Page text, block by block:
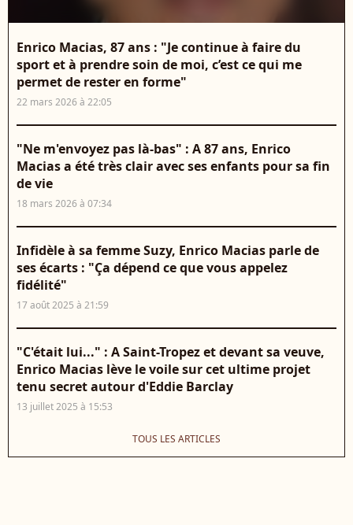
Enrico Macias, 87 ans : "Je continue à faire du
sport et à prendre soin de moi, c’est ce qui me
permet de rester en forme"
22 mars 2026 à 22:05
"Ne m'envoyez pas là-bas" : A 87 ans, Enrico
Macias a été très clair avec ses enfants pour sa fin
de vie
18 mars 2026 à 07:34
Infidèle à sa femme Suzy, Enrico Macias parle de
ses écarts : "Ça dépend ce que vous appelez
fidélité"
17 août 2025 à 21:59
"C'était lui..." : A Saint-Tropez et devant sa veuve,
Enrico Macias lève le voile sur cet ultime projet
tenu secret autour d'Eddie Barclay
13 juillet 2025 à 15:53
TOUS LES ARTICLES